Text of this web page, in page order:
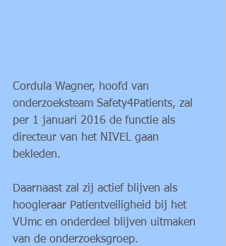
Cordula Wagner, hoofd van
onderzoeksteam Safety4Patients, zal
per 1 januari 2016 de functie als
directeur van het NIVEL gaan
bekleden.
Daarnaast zal zij actief blijven als
hoogleraar Patientveiligheid bij het
VUmc en onderdeel blijven uitmaken
van de onderzoeksgroep.